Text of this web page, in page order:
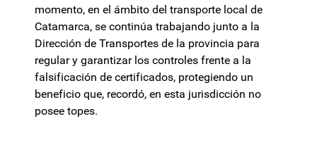
momento, en el ámbito del transporte local de
Catamarca, se continúa trabajando junto a la
Dirección de Transportes de la provincia para
regular y garantizar los controles frente a la
falsificación de certificados, protegiendo un
beneficio que, recordó, en esta jurisdicción no
posee topes.